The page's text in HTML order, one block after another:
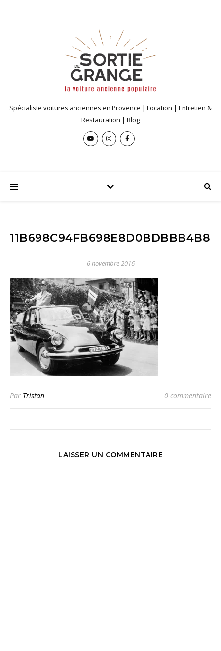
Spécialiste voitures anciennes en Provence | Location | Entretien &
Restauration | Blog
6 novembre 2016
Par Tristan 0 commentaire
LAISSER UN COMMENTAIRE